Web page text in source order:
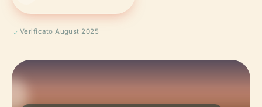
Verificato August 2025